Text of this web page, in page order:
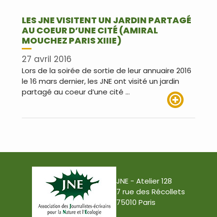
LES JNE VISITENT UN JARDIN PARTAGÉ
AU COEUR D’UNE CITÉ (AMIRAL
MOUCHEZ PARIS XIIIE)
27 avril 2016
Lors de la soirée de sortie de leur annuaire 2016
le 16 mars dernier, les JNE ont visité un jardin
partagé au coeur d’une cité …
JNE - Atelier 128
7 rue des Récollets
75010 Paris